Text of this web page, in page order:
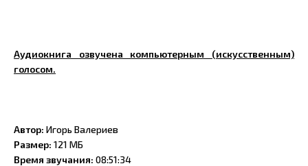
Аудиокнига озвучена компьютерным (искусственным)
голосом.
Автор: Игорь Валериев
Размер: 121 МБ
Время звучания: 08:51:34